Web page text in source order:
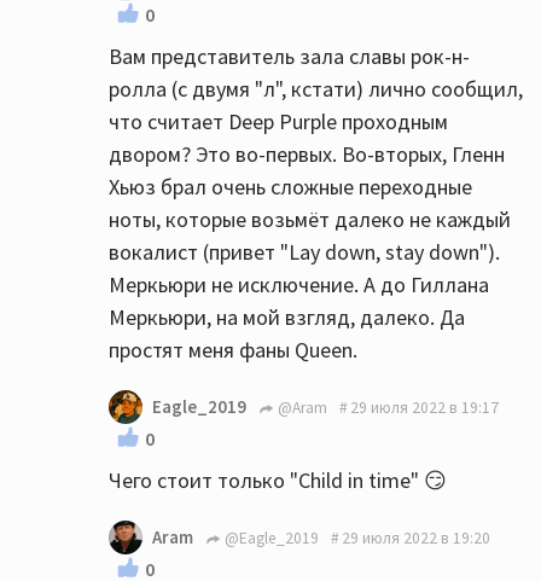
0
Вам представитель зала славы рок-н-
ролла (с двумя "л", кстати) лично сообщил,
что считает Deep Purple проходным
двором? Это во-первых. Во-вторых, Гленн
Хьюз брал очень сложные переходные
ноты, которые возьмёт далеко не каждый
вокалист (привет "Lay down, stay down").
Меркьюри не исключение. А до Гиллана
Меркьюри, на мой взгляд, далеко. Да
простят меня фаны Queen.
Eagle_2019 @Aram 29 июля 2022 в 19:17
0
Чего стоит только "Child in time" 😏
Aram @Eagle_2019 29 июля 2022 в 19:20
0